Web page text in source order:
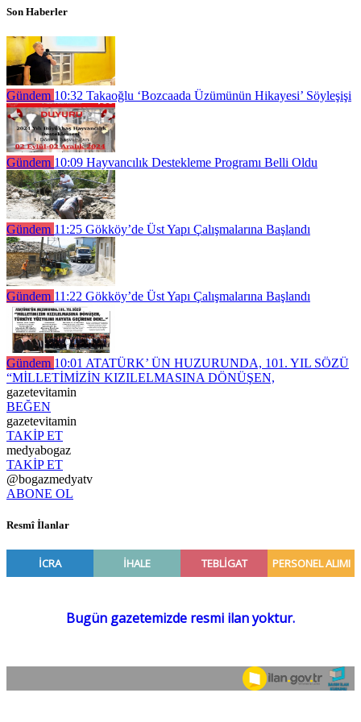
Son Haberler
Gündem 10:32 Takaoğlu ‘Bozcaada Üzümünün Hikayesi’ Söyleşişi
Gündem 10:09 Hayvancılık Destekleme Programı Belli Oldu
Gündem 11:25 Gökköy’de Üst Yapı Çalışmalarına Başlandı
Gündem 11:22 Gökköy’de Üst Yapı Çalışmalarına Başlandı
Gündem 10:01 ATATÜRK’ ÜN HUZURUNDA, 101. YIL SÖZÜ
“MİLLETİMİZİN KIZILELMASINA DÖNÜŞEN,
gazetevitamin
BEĞEN
gazetevitamin
TAKİP ET
medyabogaz
TAKİP ET
@bogazmedyatv
ABONE OL
Resmî İlanlar